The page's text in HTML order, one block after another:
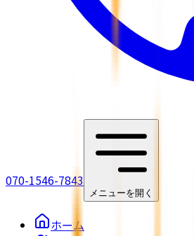
070-1546-7843
メニューを開く
ホーム